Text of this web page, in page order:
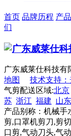
首页 品牌历程 产
们
广东威莱仕科技有
地图
技术支持
气剪配送区域:北京
苏 浙江 福建 山东
产品别称：机械手
剪,口罩机剪刀,剪
口剪,气动刀头,气